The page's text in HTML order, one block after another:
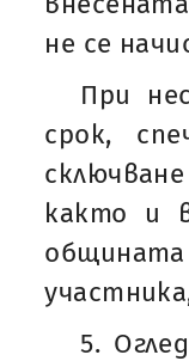
не се
При
срок,
както и
5.